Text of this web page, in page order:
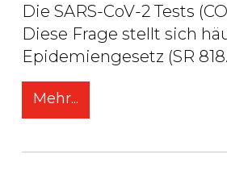
Die SARS-CoV-2 Tests
Diese Frage stellt sich häufig
Epidemiengesetz (SR
Mehr...